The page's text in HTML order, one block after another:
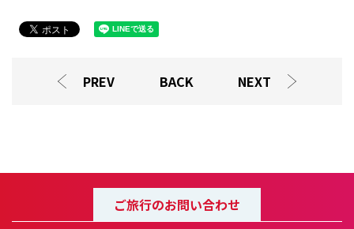
PREV BACK NEXT
ご旅行のお問い合わせ